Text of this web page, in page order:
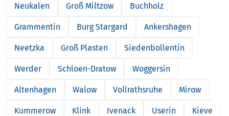
Neukalen Groß Miltzow Buchholz
Grammentin Burg Stargard Ankershagen
Neetzka Groß Plasten Siedenbollentin
Werder Schloen-Dratow Woggersin
Altenhagen Walow Vollrathsruhe Mirow
Kummerow Klink Ivenack Userin Kieve